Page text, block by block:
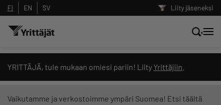
Liity jäseneksi
FI EN SV
YRITTÄJÄ, tule mukaan omiesi pariin! Liity Yrittäjiin
Vaikutamme ja verkostoimme ympäri Suomea! Etsi täältä
Hae sivustolta tai kysy suoraan
Yrittäjien tekoälyltä